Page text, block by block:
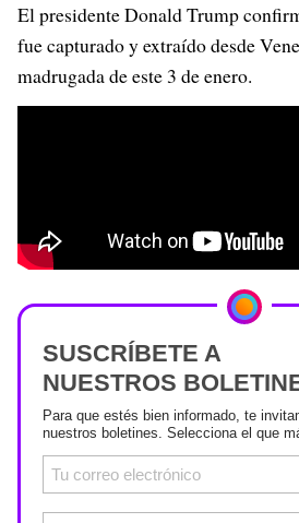
El presidente Donald Trump
fue capturado y extraído desde
madrugada de este 3 de enero.
SUSCRÍBETE A
NUESTROS
Para que estés bien informado, te
nuestros boletines. Selecciona el que